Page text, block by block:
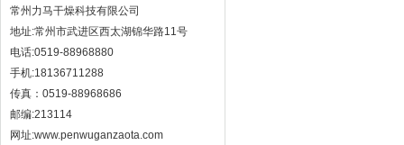
常州力马干燥科技有限公司
地址:常州市武进区西太湖锦华路11号
电话:0519-88968880
手机:18136711288
传真：0519-88968686
邮编:213114
网址:www.penwuganzaota.com